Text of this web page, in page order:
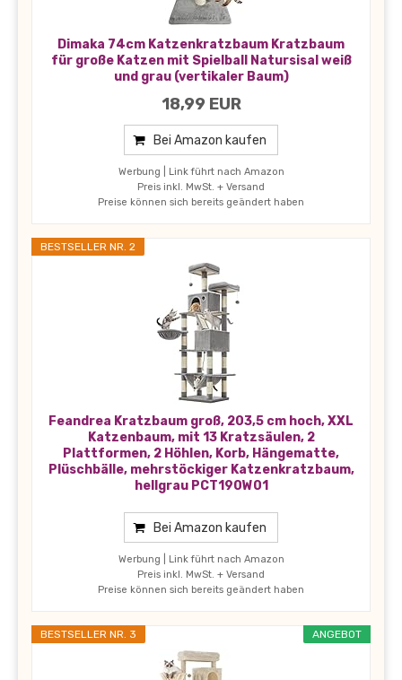
Dimaka 74cm Katzenkratzbaum Kratzbaum
für große Katzen mit Spielball Natursisal weiß
und grau (vertikaler Baum)
18,99 EUR
Bei Amazon kaufen
Werbung | Link führt nach Amazon
Preis inkl. MwSt. + Versand
Preise können sich bereits geändert haben
BESTSELLER NR. 2
Feandrea Kratzbaum groß, 203,5 cm hoch, XXL
Katzenbaum, mit 13 Kratzsäulen, 2
Plattformen, 2 Höhlen, Korb, Hängematte,
Plüschbälle, mehrstöckiger Katzenkratzbaum,
hellgrau PCT190W01
Bei Amazon kaufen
Werbung | Link führt nach Amazon
Preis inkl. MwSt. + Versand
Preise können sich bereits geändert haben
ANGEBOT
BESTSELLER NR. 3